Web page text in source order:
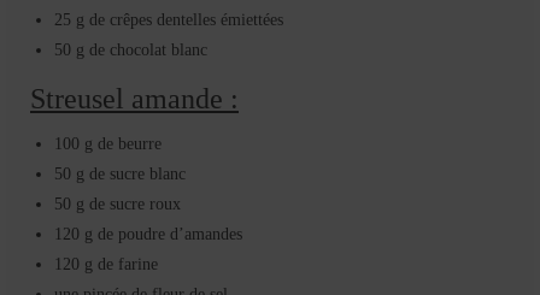
25 g de crêpes dentelles émiettées
50 g de chocolat blanc
Streusel amande :
100 g de beurre
50 g de sucre blanc
50 g de sucre roux
120 g de poudre d’amandes
120 g de farine